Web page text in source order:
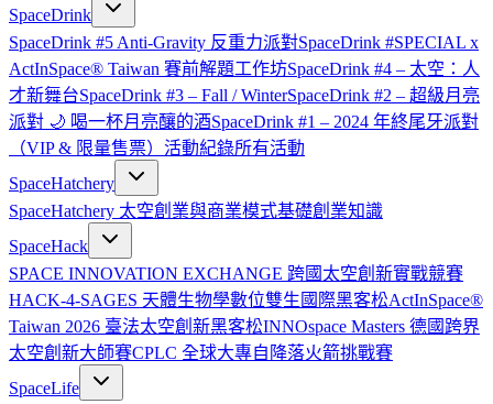
SpaceDrink
SpaceDrink #5 Anti-Gravity 反重力派對SpaceDrink #SPECIAL x
ActInSpace® Taiwan 賽前解題工作坊SpaceDrink #4 – 太空：人
才新舞台SpaceDrink #3 – Fall / WinterSpaceDrink #2 – 超級月亮
派對 🌙 喝一杯月亮釀的酒SpaceDrink #1 – 2024 年終尾牙派對
（VIP & 限量售票） 活動紀錄所有活動
SpaceHatchery
SpaceHatchery 太空創業與商業模式基礎創業知識
SpaceHack
SPACE INNOVATION EXCHANGE 跨國太空創新實戰競賽
HACK-4-SAGES 天體生物學數位雙生國際黑客松ActInSpace®
Taiwan 2026 臺法太空創新黑客松INNOspace Masters 德國跨界
太空創新大師賽CPLC 全球大專自降落火箭挑戰賽
SpaceLife